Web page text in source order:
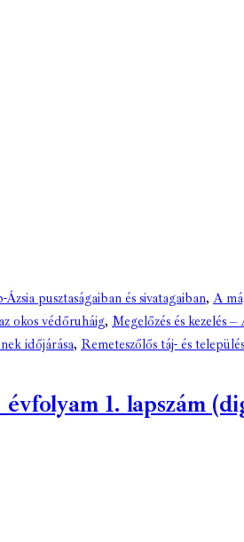
pusztaságaiban és sivatagaiban, A
okos védőruháig, Megelőzés és kezelés
időjárása, Remeteszőlős táj- és
1. lapszám